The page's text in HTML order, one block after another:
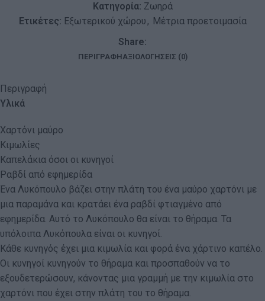
Κατηγορία: Ζωηρά
Ετικέτες: Εξωτερικού χώρου , Μέτρια προετοιμασία
Share:
ΠΕΡΙΓΡΑΦΉΑΞΙΟΛΟΓΉΣΕΙΣ (0)
Περιγραφή
Υλικά
Χαρτόνι μαύρο
Κιμωλίες
Καπελάκια όσοι οι κυνηγοί
Ραβδί από εφημερίδα
Ένα Λυκόπουλο βάζει στην πλάτη του ένα μαύρο χαρτόνι με
μια παραμάνα και κρατάει ένα ραβδί φτιαγμένο από
εφημερίδα. Αυτό το Λυκόπουλο θα είναι το θήραμα. Τα
υπόλοιπα Λυκόπουλα είναι οι κυνηγοί.
Κάθε κυνηγός έχει μια κιμωλία και φορά ένα χάρτινο καπέλο.
Οι κυνηγοί κυνηγούν το θήραμα και προσπαθούν να το
εξουδετερώσουν, κάνοντας μια γραμμή με την κιμωλία στο
χαρτόνι που έχει στην πλάτη του το θήραμα.